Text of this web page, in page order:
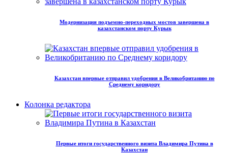
Модернизация подъемно-переходных мостов завершена в
казахстанском порту Курык
Казахстан впервые отправил удобрения в Великобританию по
Среднему коридору
Колонка редактора
Первые итоги государственного визита Владимира Путина в
Казахстан